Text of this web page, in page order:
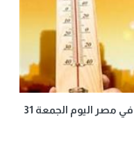
شديد الحرارة.. تفاصيل حالة الطقس في مصر اليوم الجمعة 31